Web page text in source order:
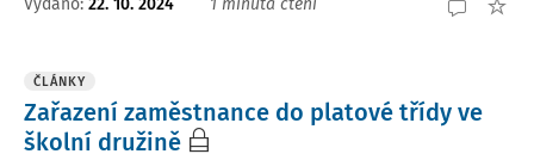
ČLÁNKY
Zařazení zaměstnance do platové třídy ve
školní družině